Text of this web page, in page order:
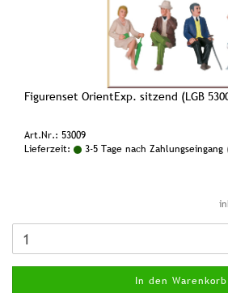
Figurenset OrientExp. sitzend (LGB
Art.Nr.: 53009
Lieferzeit:
3-5 Tage nach Zahlungseingang
In den Warenkorb